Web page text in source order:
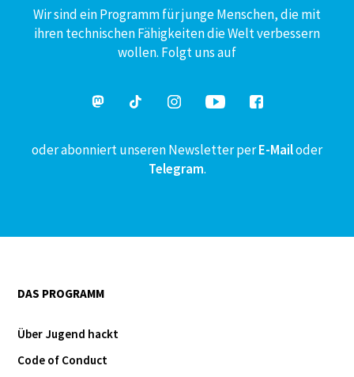
Wir sind ein Programm für junge Menschen, die mit
ihren technischen Fähigkeiten die Welt verbessern
wollen. Folgt uns auf
oder abonniert unseren Newsletter perE-Mailoder
Telegram.
DAS PROGRAMM
Über Jugend hackt
Code of Conduct